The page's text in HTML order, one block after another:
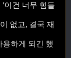
'이건 너무 힘들
없고, 결국 재
하게 되긴 했